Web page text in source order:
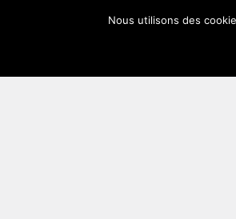
Nous utilisons des